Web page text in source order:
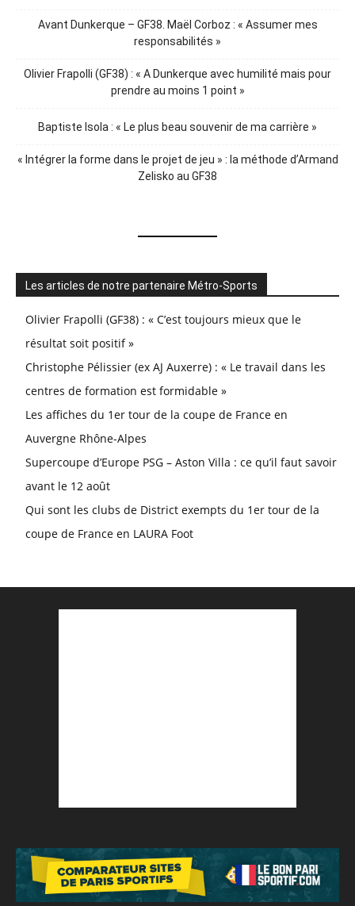
Avant Dunkerque – GF38. Maël Corboz : « Assumer mes
responsabilités »
Olivier Frapolli (GF38) : « A Dunkerque avec humilité mais pour
prendre au moins 1 point »
Baptiste Isola : « Le plus beau souvenir de ma carrière »
« Intégrer la forme dans le projet de jeu » : la méthode d’Armand
Zelisko au GF38
Les articles de notre partenaire Métro-Sports
Olivier Frapolli (GF38) : « C’est toujours mieux que le
résultat soit positif »
Christophe Pélissier (ex AJ Auxerre) : « Le travail dans les
centres de formation est formidable »
Les affiches du 1er tour de la coupe de France en
Auvergne Rhône-Alpes
Supercoupe d’Europe PSG – Aston Villa : ce qu’il faut savoir
avant le 12 août
Qui sont les clubs de District exempts du 1er tour de la
coupe de France en LAURA Foot